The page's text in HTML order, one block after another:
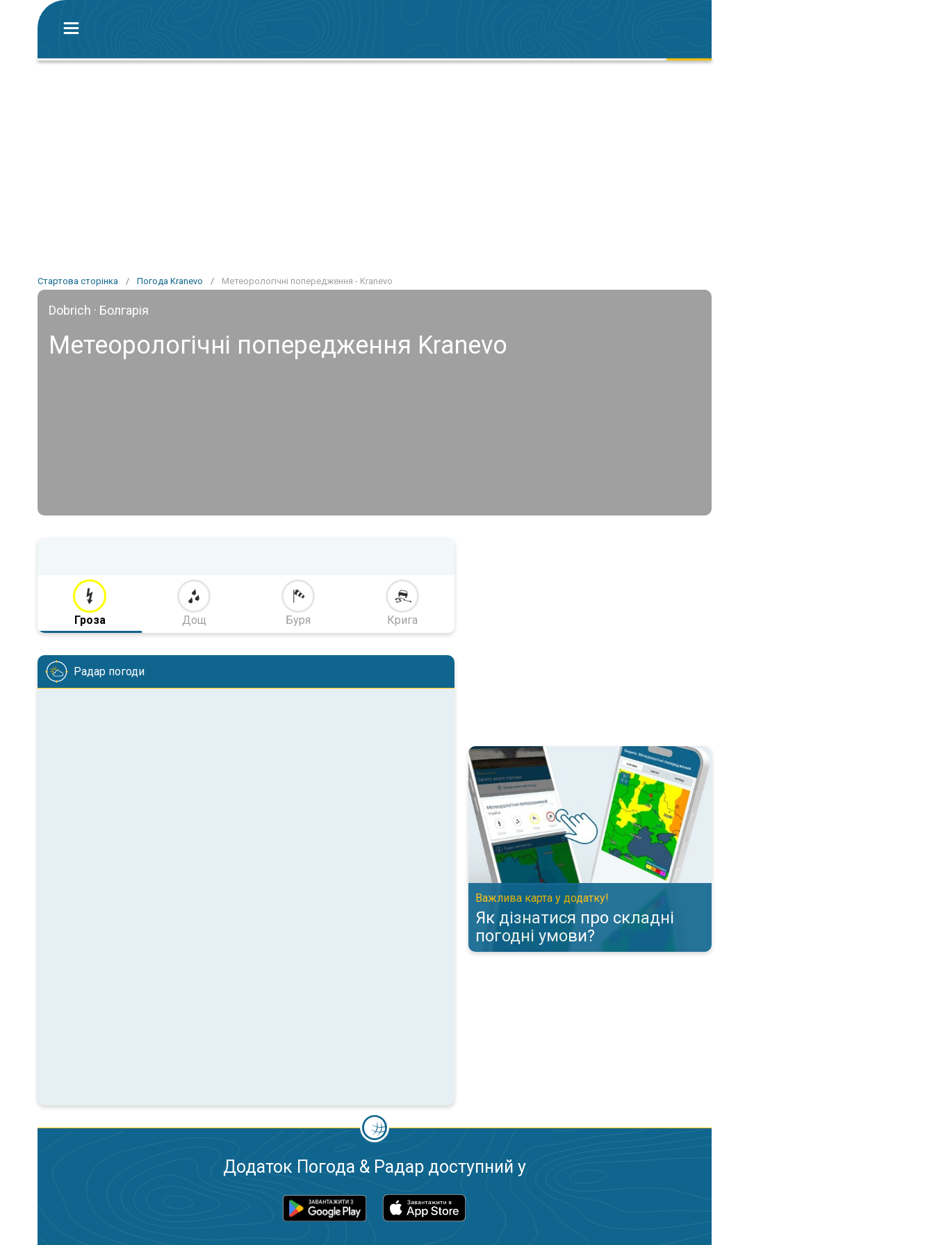
Стартова сторінка / Погода Kranevo / Метеорологічні попередження - Kranevo
Dobrich · Болгарія
Метеорологічні попередження Kranevo
Гроза Дощ Буря Крига
Радар погоди
Як дізнатися про складні погодні умови?. Важлива карта у додатку!. . .
Важлива карта у додатку!
Як дізнатися про складні
погодні умови?
Додаток Погода & Радар доступний у